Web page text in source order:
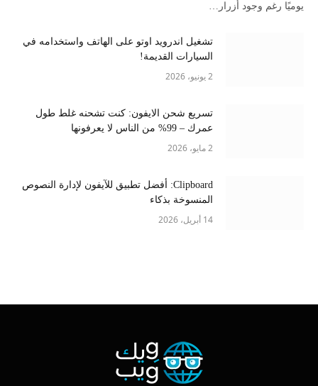
يوميًا رغم وجود أزرار…
تشغيل اندرويد اوتو على الهاتف واستخدامه في
السيارات القديمة!
2 يونيو، 2026
تسريع شحن الايفون: كنت تشحنه غلط طول
عمرك – 99% من الناس لا يعرفونها
2 مايو، 2026
Clipboard: أفضل تطبيق للآيفون لإدارة النصوص
المنسوخة بذكاء
14 أبريل، 2026